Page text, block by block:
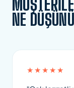
NE
★★★★★